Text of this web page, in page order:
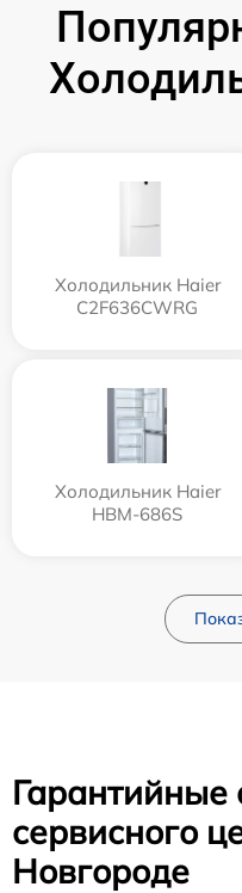
Холодильник Haier
C2F636CWRG
Холодильник Haier
HBM-686S
Гарантийные
сервисного
Новгороде